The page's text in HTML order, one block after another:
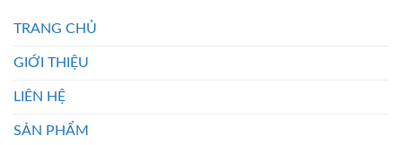
TRANG CHỦ
GIỚI THIỆU
LIÊN HỆ
SẢN PHẨM